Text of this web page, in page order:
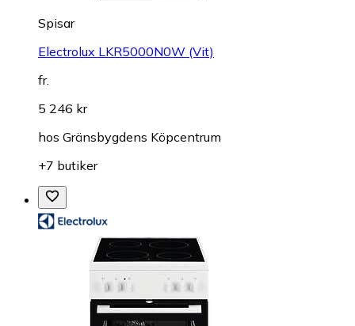
Spisar
Electrolux LKR5000N0W (Vit)
fr.
5 246 kr
hos Gränsbygdens Köpcentrum
+7 butiker